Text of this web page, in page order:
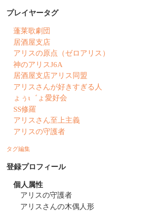
プレイヤータグ
蓬莱歌劇団
居酒屋支店
アリスの原点（ゼロアリス）
神のアリスJ6A
居酒屋支店アリス同盟
アリスさんが好きすぎる人
ょぅι゛ょ愛好会
SS修羅
アリスさん至上主義
アリスの守護者
タグ編集
登録プロフィール
個人属性
アリスの守護者
アリスさんの木偶人形